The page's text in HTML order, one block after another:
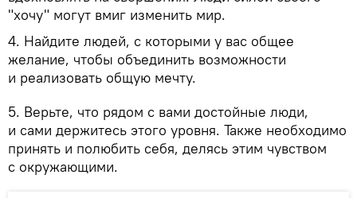
"хочу" могут вмиг изменить мир.
4. Найдите людей, с которыми у вас общее
желание, чтобы объединить возможности
и реализовать общую мечту.
5. Верьте, что рядом с вами достойные люди,
и сами держитесь этого уровня. Также необходимо
принять и полюбить себя, делясь этим чувством
с окружающими.